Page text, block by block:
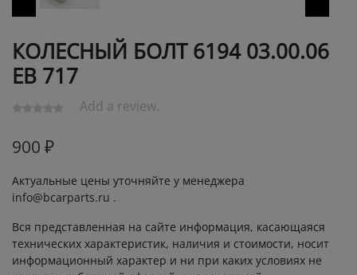
КОЛЕСНЫЙ БОЛТ 6194 03.00.06
ЕВ 717
Add a review.
900 ₽
Актуальные цены уточняйте у менеджера
info@bcarparts.ru .
Вся представленная на сайте информация, касающаяся
технических характеристик, наличия и стоимости, носит
информационный характер и ни при каких условиях не